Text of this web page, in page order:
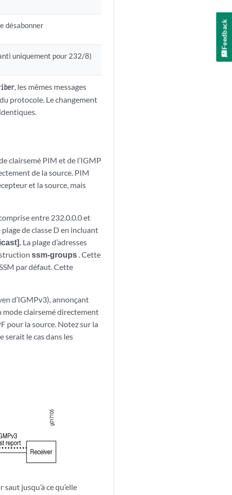
désabonner
uniquement pour 232/8)
, les mêmes messages
protocole. Le changement
clairsemé PIM et de l’IGMP
de la source. PIM
et la source, mais
entre 232.0.0.0 et
de classe D en incluant
La plage d’adresses
ssm-groups . Cette
par défaut. Cette
d’IGMPv3), annonçant
mode clairsemé directement
pour la source. Notez sur la
serait le cas dans les
jusqu’à ce qu’elle
Feedback